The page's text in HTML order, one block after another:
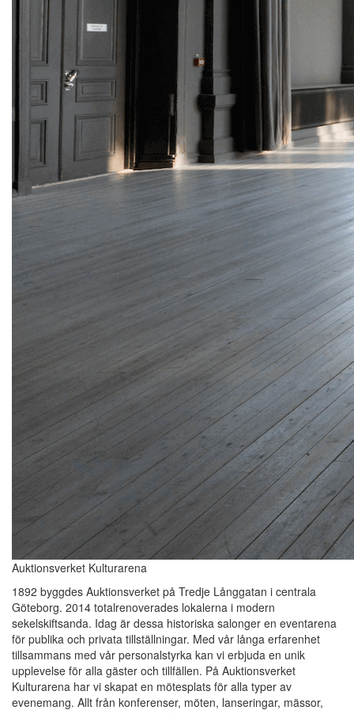
Auktionsverket Kulturarena
1892 byggdes Auktionsverket på Tredje Långgatan i centrala
Göteborg. 2014 totalrenoverades lokalerna i modern
sekelskiftsanda. Idag är dessa historiska salonger en eventarena
för publika och privata tillställningar. Med vår långa erfarenhet
tillsammans med vår personalstyrka kan vi erbjuda en unik
upplevelse för alla gäster och tillfällen. På Auktionsverket
Kulturarena har vi skapat en mötesplats för alla typer av
evenemang. Allt från konferenser, möten, lanseringar, mässor,